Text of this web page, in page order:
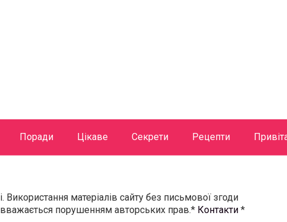
Поради Цікаве Секрети Рецепти
матеріалів сайту без письмової згоди
вважається порушенням авторських прав.* Контакти *